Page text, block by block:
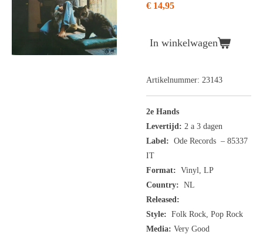
€ 14,95
In winkelwagen
Artikelnummer: 23143
2e Hands
Levertijd: 2 a 3 dagen
Label: Ode Records – 85337
IT
Format: Vinyl, LP
Country: NL
Released:
Style: Folk Rock, Pop Rock
Media: Very Good